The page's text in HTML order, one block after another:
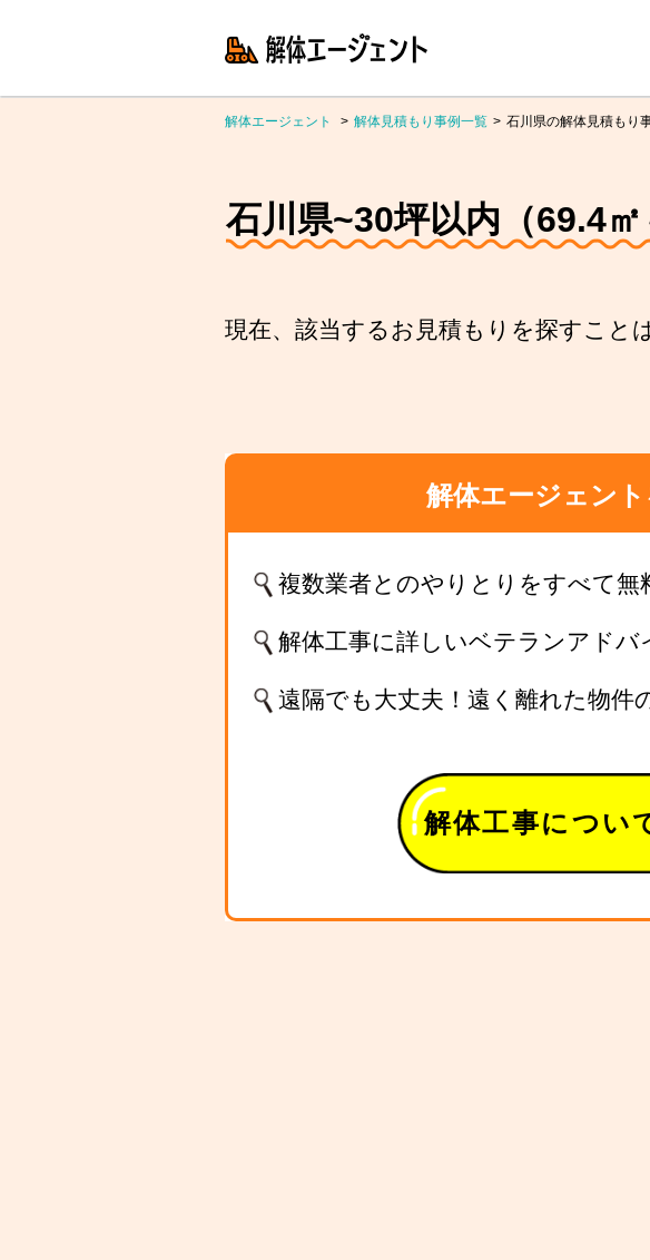
解体エージェント 解体見積もり事例一覧 石川県の解体見積もり
石川県~30坪以内（69.4
現在、該当するお見積もりを探すこと
解体エージェン
複数業者とのやりとりをすべて無
解体工事に詳しいベテランアドバ
遠隔でも大丈夫！遠く離れた物件
解体工事につい